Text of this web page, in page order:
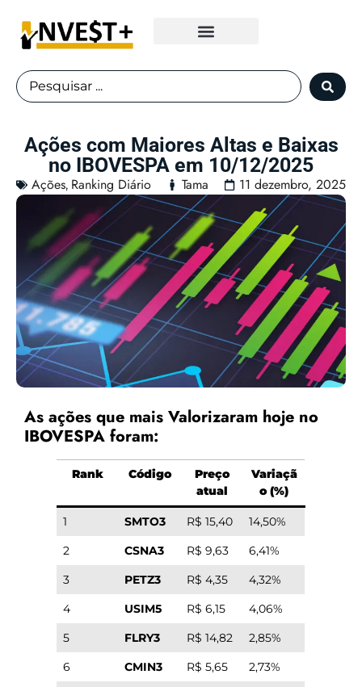
Ações com Maiores Altas e Baixas
no IBOVESPA em 10/12/2025
Ações, Ranking Diário Tama 11 dezembro, 2025
As ações que mais Valorizaram hoje no
IBOVESPA foram:
Rank Código
Preço
atual
Variaçã
o (%)
1 SMTO3 R$ 15,40
14,50%
2
CSNA3 R$ 9,63
6,41%
3
PETZ3 R$ 4,35
4,32%
4
USIM5 R$ 6,15
4,06%
5
FLRY3 R$ 14,82
2,85%
6
CMIN3 R$ 5,65
2,73%